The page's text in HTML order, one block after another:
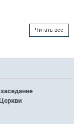
Читать все